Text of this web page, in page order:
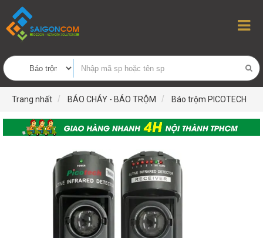
Trang nhất BÁO CHÁY - BÁO TRỘM Báo trộm PICOTECH